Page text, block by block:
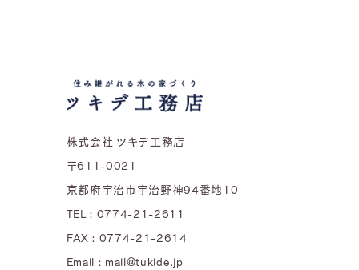
株式会社 ツキデ工務店
〒611-0021
京都府宇治市宇治野神94番地10
TEL : 0774-21-2611
FAX : 0774-21-2614
Email : mail@tukide.jp